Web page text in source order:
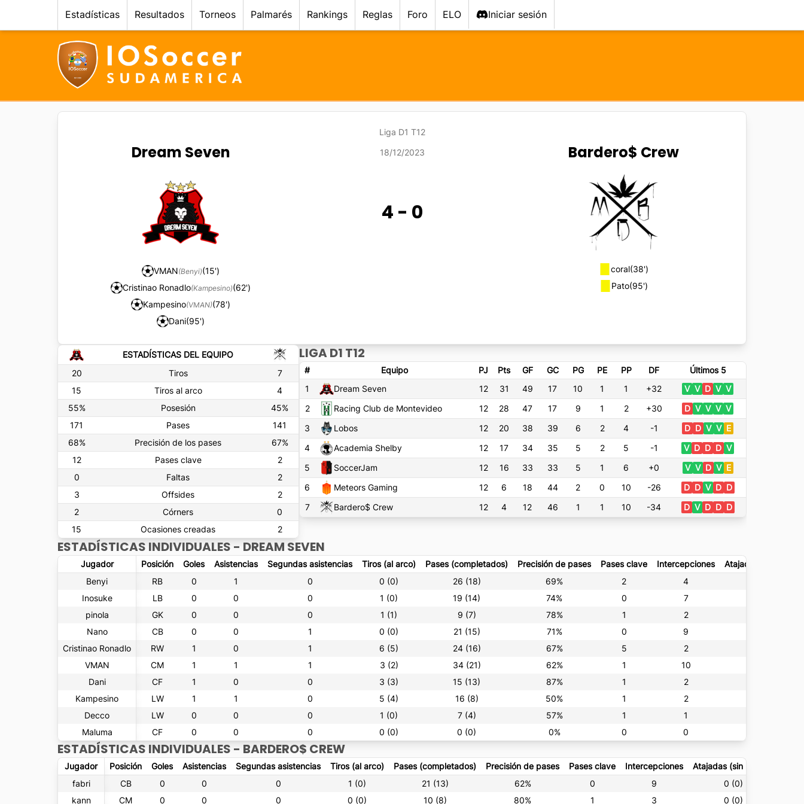
Estadísticas Resultados Torneos Palmarés Rankings Reglas Foro ELO Iniciar sesión
Liga D1 T12
Dream Seven 18/12/2023 Bardero$ Crew
4 - 0
VMAN(Benyi)(15')
Cristinao Ronadlo(Kampesino)(62')
Kampesino(VMAN)(78')
Dani(95')
coral(38')
Pato(95')
ESTADÍSTICAS DEL EQUIPO
20
Tiros
7
15
Tiros al arco
4
55% Posesión 45%
171
Pases
141
68% Precisión de los pases 67%
12
Pases clave
2
0
Faltas
2
3
Offsides
2
2
Córners
0
15
Ocasiones creadas 2
LIGA D1 T12
# Equipo PJ Pts GF GC PG PE PP DF
Últimos 5
1
Dream Seven 12 31 49 17 10 1 1 +32 V V D V V
2
Racing Club de Montevideo 12 28 47 17 9 1 2 +30 D V V V V
3
Lobos 12 20 38 39 6 2 4 -1 D D V V E
4
Academia Shelby 12 17 34 35 5 2 5 -1 V D D D V
5
SoccerJam 12 16 33 33 5 1 6 +0 V V D V E
6
Meteors Gaming 12 6 18 44 2 0 10 -26 D D V D D
7
Bardero$ Crew 12 4 12 46 1 1 10 -34 D V D D D
ESTADÍSTICAS INDIVIDUALES - DREAM SEVEN
Jugador Posición Goles Asistencias Segundas asistencias Tiros (al arco) Pases (completados) Precisión de pases Pases clave Intercepciones
Atajadas (sin
Benyi
RB 0 1 0 0 (0) 26 (18) 69% 2 4
Inosuke
LB 0 0 0 1 (0) 19 (14) 74% 0 7
pinola
GK 0 0 0 1 (1) 9 (7) 78% 1 2
Nano
CB 0 0 1 0 (0) 21 (15) 71% 0 9
Cristinao Ronadlo
RW 1 0 1 6 (5) 24 (16) 67% 5 2
VMAN
CM 1 1 1 3 (2) 34 (21) 62% 1 10
Dani
CF 1 0 0 3 (3) 15 (13) 87% 1 2
Kampesino
LW 1 1 0 5 (4) 16 (8) 50% 1 2
Decco
LW 0 0 0 1 (0) 7 (4) 57% 1 1
Maluma
CF 0 0 0 0 (0) 0 (0) 0% 0 0
ESTADÍSTICAS INDIVIDUALES - BARDERO$ CREW
Jugador Posición Goles Asistencias Segundas asistencias Tiros (al arco) Pases (completados) Precisión de pases Pases clave Intercepciones Atajadas (sin rebote)
fabri
CB 0 0 0 1 (0) 21 (13) 62% 0 9 0 (0)
kann
CM 0 0 0 0 (0) 10 (8) 80% 1 3 0 (0)